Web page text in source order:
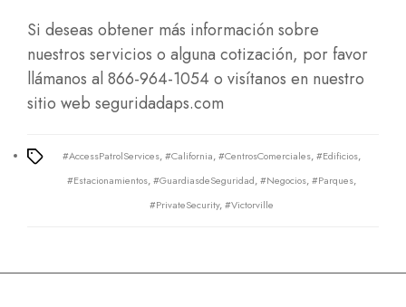
Si deseas obtener más información sobre
nuestros servicios o alguna cotización, por favor
llámanos al 866-964-1054 o visítanos en nuestro
sitio web seguridadaps.com
Tags
#AccessPatrolServices,#California,#CentrosComerciales,#Edificios,
#Estacionamientos,#GuardiasdeSeguridad,#Negocios,#Parques,
#PrivateSecurity,#Victorville